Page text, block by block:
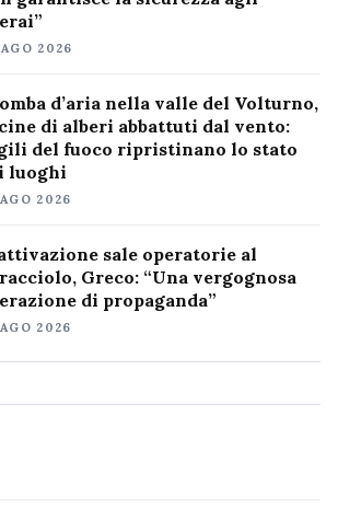
2026
d’aria nella valle del Volturno,
di alberi abbattuti dal vento:
del fuoco ripristinano lo stato
luoghi
2026
sale operatorie al
Greco: “Una vergognosa
di propaganda”
2026